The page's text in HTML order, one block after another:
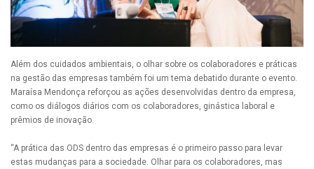
Além dos cuidados ambientais, o olhar sobre os colaboradores e práticas
na gestão das empresas também foi um tema debatido durante o evento.
Maraísa Mendonça reforçou as ações desenvolvidas dentro da empresa,
como os diálogos diários com os colaboradores, ginástica laboral e
prêmios de inovação.
“A prática das ODS dentro das empresas é o primeiro passo para levar
estas mudanças para a sociedade. Olhar para os colaboradores, mas